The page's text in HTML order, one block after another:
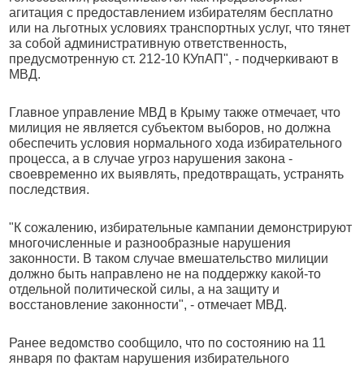
агитация с предоставлением избирателям бесплатно
или на льготных условиях транспортных услуг, что тянет
за собой административную ответственность,
предусмотренную ст. 212-10 КУпАП", - подчеркивают в
МВД.
Главное управление МВД в Крыму также отмечает, что
милиция не является субъектом выборов, но должна
обеспечить условия нормального хода избирательного
процесса, а в случае угроз нарушения закона -
своевременно их выявлять, предотвращать, устранять
последствия.
"К сожалению, избирательные кампании демонстрируют
многочисленные и разнообразные нарушения
законности. В таком случае вмешательство милиции
должно быть направлено не на поддержку какой-то
отдельной политической силы, а на защиту и
восстановление законности", - отмечает МВД.
Ранее ведомство сообщило, что по состоянию на 11
января по фактам нарушения избирательного